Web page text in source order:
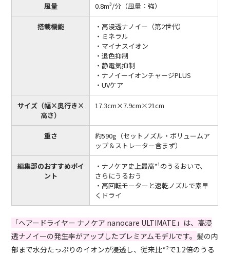
風量 0.8m³/分（風量：強）
搭載機能
・高浸透ナノイー（第2世代）
・ミネラル
・マイナスイオン
・退色抑制
・静電気抑制
・ナノイーイオンチャージPLUS
・UVケア
サイズ（幅×奥行き×
高さ）
17.3cm×7.9cm×21cm
重さ
約590g（セットノズル・ボリュームア
ップ＆ストレーター含まず）
編集部のおすすめポイ
ント
・ナノケア史上最高*¹のうるおいで、
さらにうるおう
・高回転モーターと速乾ノズルで素早
くドライ
「ヘアードライヤー ナノケア nanocare ULTIMATE」は、高浸
透ナノイーの発生率がアップしたプレミアムモデルです。 髪の内
部まで水分たっぷりのイオンが浸透し、従来比*²で1.2倍のうる